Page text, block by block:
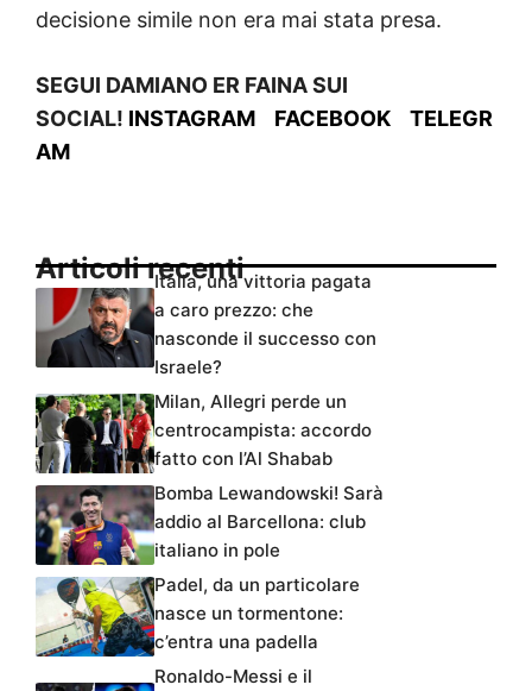
decisione simile non era mai stata presa.
SEGUI DAMIANO ER FAINA SUI
SOCIAL! INSTAGRAM FACEBOOK
TELEGR
AM
Articoli recentiItalia, una vittoria pagata
a caro prezzo: che
nasconde il successo con
Israele?
Milan, Allegri perde un
centrocampista: accordo
fatto con l’Al Shabab
Bomba Lewandowski! Sarà
addio al Barcellona: club
italiano in pole
Padel, da un particolare
nasce un tormentone:
c’entra una padella
Ronaldo-Messi e il